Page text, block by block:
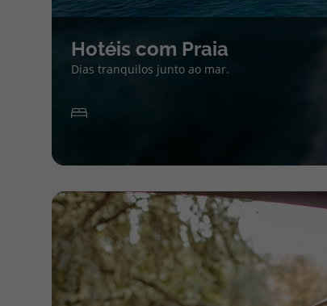
Hotéis com Praia
Dias tranquilos junto ao mar.